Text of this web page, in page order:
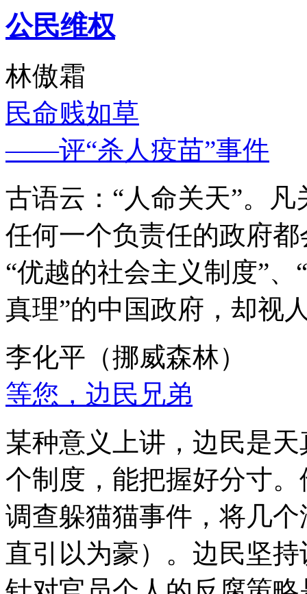
公民维权
林傲霜
民命贱如草
——评“杀人疫苗”事件
古语云：“人命关天”。
任何一个负责任的政府
“优越的社会主义制度”
真理”的中国政府，却视
李化平（挪威森林）
等您，边民兄弟
某种意义上讲，边民是
个制度，能把握好分寸
调查躲猫猫事件，将几
直引以为豪）。边民坚